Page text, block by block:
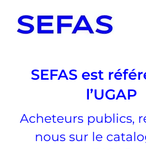
contenu
SEFAS est
l’UGAP
Acheteurs publics,
nous sur le